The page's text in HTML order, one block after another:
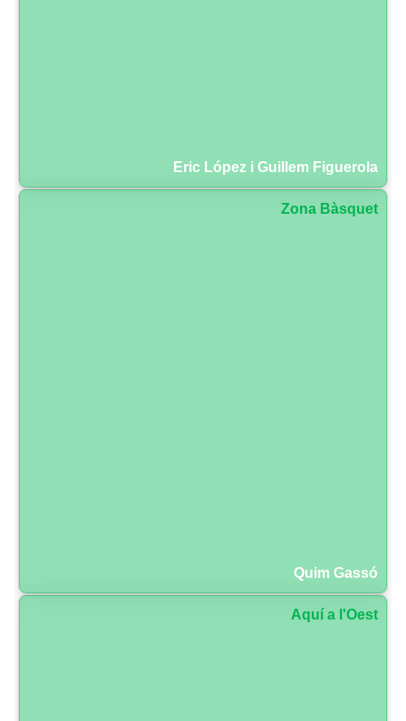
Eric López i Guillem Figuerola
Zona Bàsquet
Quim Gassó
Aquí a l'Oest